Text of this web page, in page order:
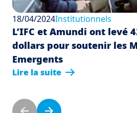
18/04/2024Institutionnels
L’IFC et Amundi ont levé
dollars pour soutenir les
Emergents
Lire la suite
Pagination
Page précédente
Page suivante